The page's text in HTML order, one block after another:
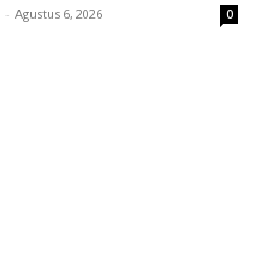
- Agustus 6, 2026 0